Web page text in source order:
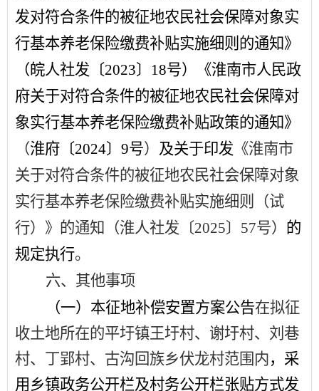
发对符合条件的被征地农民社会保障对象实
行基本养老保险缴费补贴实施细则的通知》
（皖人社发〔2023〕 18号）《淮南市人民政
府关于对符合条件的被征地农民社会保障对
象实行基本养老保险缴费补贴政策的通知》
（淮府〔2024〕 9号） 及关于印发 《淮南市
关于对符合条件的被征地农民社会保障对象
实行基本养老保险缴费补贴实施细则（试
行） 》 的通知（淮人社发 〔2025〕 57号） 的
规定执行。
六、其他事项
（一）本征地补偿安置方案公告在拟征
收土地所在的平圩镇王圩村、谢圩村、刘巷
村、丁郢村、古沟回族乡伏龙村范围内，采
用乡镇政务公开栏及村务公开栏张贴方式发